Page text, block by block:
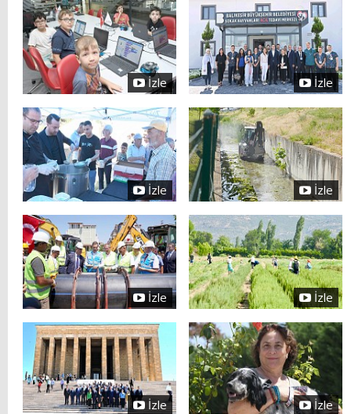
İzle İzle
İzle İzle
İzle İzle
İzle İzle